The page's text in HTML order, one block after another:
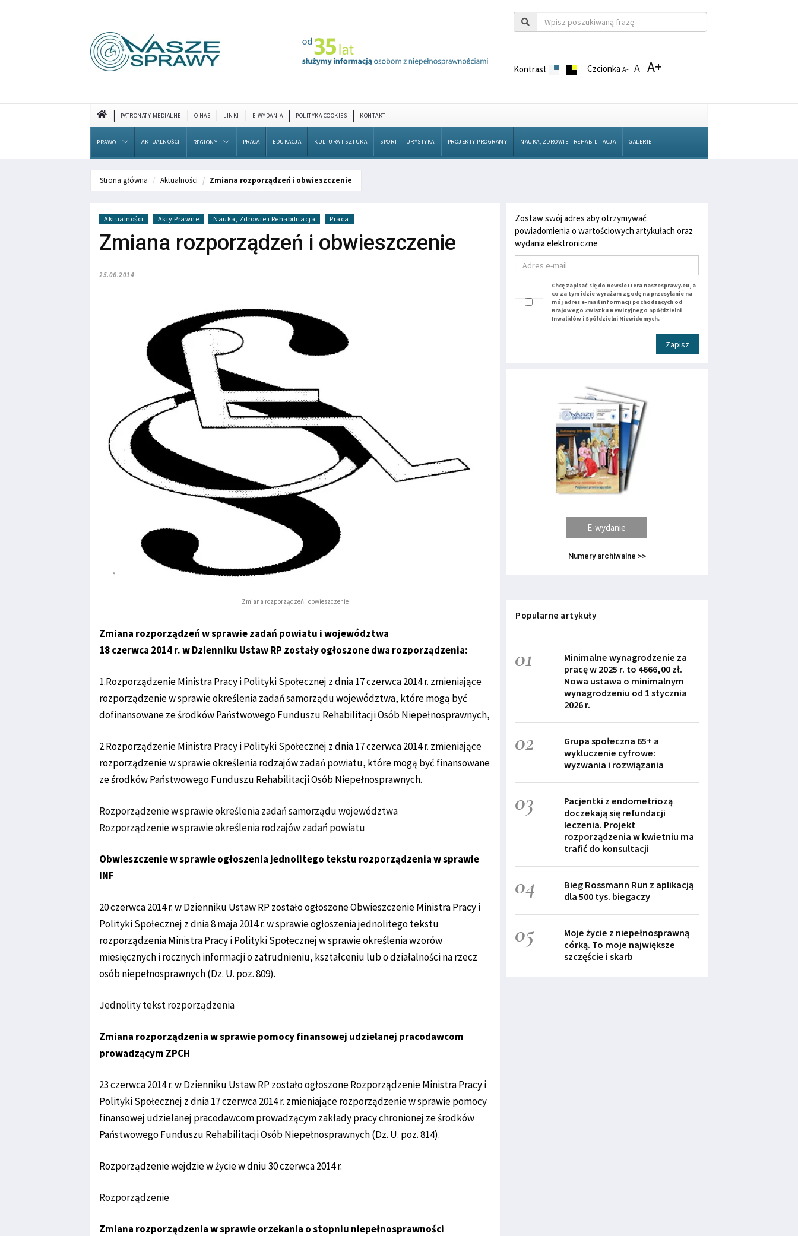
Kontrast CzcionkaA- A A+
PATRONATY MEDIALNE O NAS LINKI E-WYDANIA POLITYKA COOKIES KONTAKT
PRAWO AKTUALNOŚCI REGIONY PRACA EDUKACJA KULTURA I SZTUKA SPORT I TURYSTYKA PROJEKTY PROGRAMY NAUKA, ZDROWIE I REHABILITACJA GALERIE
Strona główna Aktualności Zmiana rozporządzeń i obwieszczenie
Aktualności Akty Prawne Nauka, Zdrowie i Rehabilitacja Praca
Zmiana rozporządzeń i obwieszczenie
25.06.2014
Zmiana rozporządzeń i obwieszczenie
Zmiana rozporządzeń w sprawie zadań powiatu i województwa
18 czerwca 2014 r. w Dzienniku Ustaw RP zostały ogłoszone dwa rozporządzenia:
1.Rozporządzenie Ministra Pracy i Polityki Społecznej z dnia 17 czerwca 2014 r. zmieniające
rozporządzenie w sprawie określenia zadań samorządu województwa, które mogą być
dofinansowane ze środków Państwowego Funduszu Rehabilitacji Osób Niepełnosprawnych,
2.Rozporządzenie Ministra Pracy i Polityki Społecznej z dnia 17 czerwca 2014 r. zmieniające
rozporządzenie w sprawie określenia rodzajów zadań powiatu, które mogą być finansowane
ze środków Państwowego Funduszu Rehabilitacji Osób Niepełnosprawnych.
Rozporządzenie w sprawie określenia zadań samorządu województwa
Rozporządzenie w sprawie określenia rodzajów zadań powiatu
Obwieszczenie w sprawie ogłoszenia jednolitego tekstu rozporządzenia w sprawie
INF
20 czerwca 2014 r. w Dzienniku Ustaw RP zostało ogłoszone Obwieszczenie Ministra Pracy i
Polityki Społecznej z dnia 8 maja 2014 r. w sprawie ogłoszenia jednolitego tekstu
rozporządzenia Ministra Pracy i Polityki Społecznej w sprawie określenia wzorów
miesięcznych i rocznych informacji o zatrudnieniu, kształceniu lub o działalności na rzecz
osób niepełnosprawnych (Dz. U. poz. 809).
Jednolity tekst rozporządzenia
Zmiana rozporządzenia w sprawie pomocy finansowej udzielanej pracodawcom
prowadzącym ZPCH
23 czerwca 2014 r. w Dzienniku Ustaw RP zostało ogłoszone Rozporządzenie Ministra Pracy i
Polityki Społecznej z dnia 17 czerwca 2014 r. zmieniające rozporządzenie w sprawie pomocy
finansowej udzielanej pracodawcom prowadzącym zakłady pracy chronionej ze środków
Państwowego Funduszu Rehabilitacji Osób Niepełnosprawnych (Dz. U. poz. 814).
Rozporządzenie wejdzie w życie w dniu 30 czerwca 2014 r.
Rozporządzenie
Zmiana rozporządzenia w sprawie orzekania o stopniu niepełnosprawności
Zostaw swój adres aby otrzymywać
powiadomienia o wartościowych artykułach oraz
wydania elektroniczne
Chcę zapisać się do newslettera naszesprawy.eu, a
co za tym idzie wyrażam zgodę na przesyłanie na
mój adres e-mail informacji pochodzących od
Krajowego Związku Rewizyjnego Spółdzielni
Inwalidów i Spółdzielni Niewidomych.
Zapisz
E-wydanie
Numery archiwalne >>
Popularne artykuły
01
Minimalne wynagrodzenie za
pracę w 2025 r. to 4666,00 zł.
Nowa ustawa o minimalnym
wynagrodzeniu od 1 stycznia
2026 r.
02
Grupa społeczna 65+ a
wykluczenie cyfrowe:
wyzwania i rozwiązania
03
Pacjentki z endometriozą
doczekają się refundacji
leczenia. Projekt
rozporządzenia w kwietniu ma
trafić do konsultacji
04
Bieg Rossmann Run z aplikacją
dla 500 tys. biegaczy
05
Moje życie z niepełnosprawną
córką. To moje największe
szczęście i skarb